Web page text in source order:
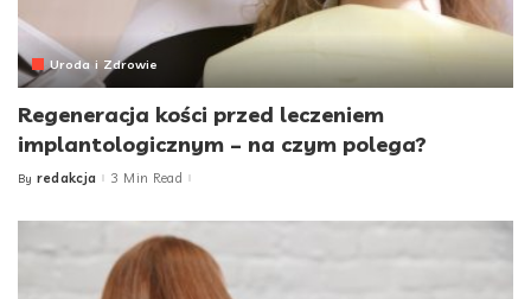
Uroda i Zdrowie
Regeneracja kości przed leczeniem
implantologicznym – na czym polega?
Posted
By redakcja 3 Min Read